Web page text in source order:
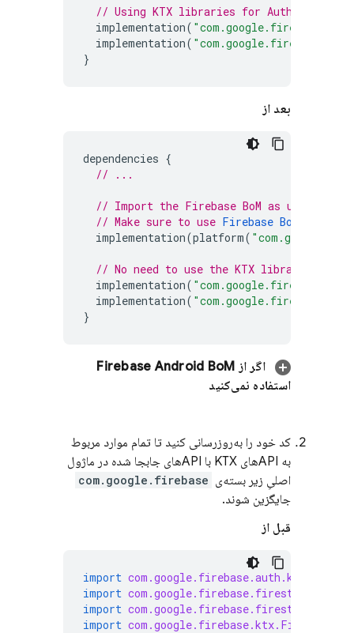
// Using KTX libraries for
implementation(
implementation(
}
بعد از
dependencies {
// ...
// Import the Firebase BoM as usual
// Make sure to use Firebase BoM
implementation(platform(
// No need to use the KTX libraries;
implementation(
implementation(
}
اگر از Firebase Android BoM
استفاده نمی‌کنید
کد خود را به‌روزرسانی کنید تا تمام موارد مربوط
به APIهای KTX با APIهای جابجا شده در ماژول
اصلیِ زیر بسته‌ی com.google.firebase
جایگزین شوند.
قبل از
import com.google.firebase.auth.ktx.auth
import
import
import com.google.firebase.ktx.Firebase